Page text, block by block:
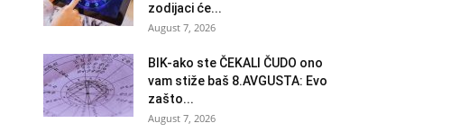
zodijaci će...
August 7, 2026
BIK-ako ste ČEKALI ČUDO ono
vam stiže baš 8.AVGUSTA: Evo
zašto...
August 7, 2026